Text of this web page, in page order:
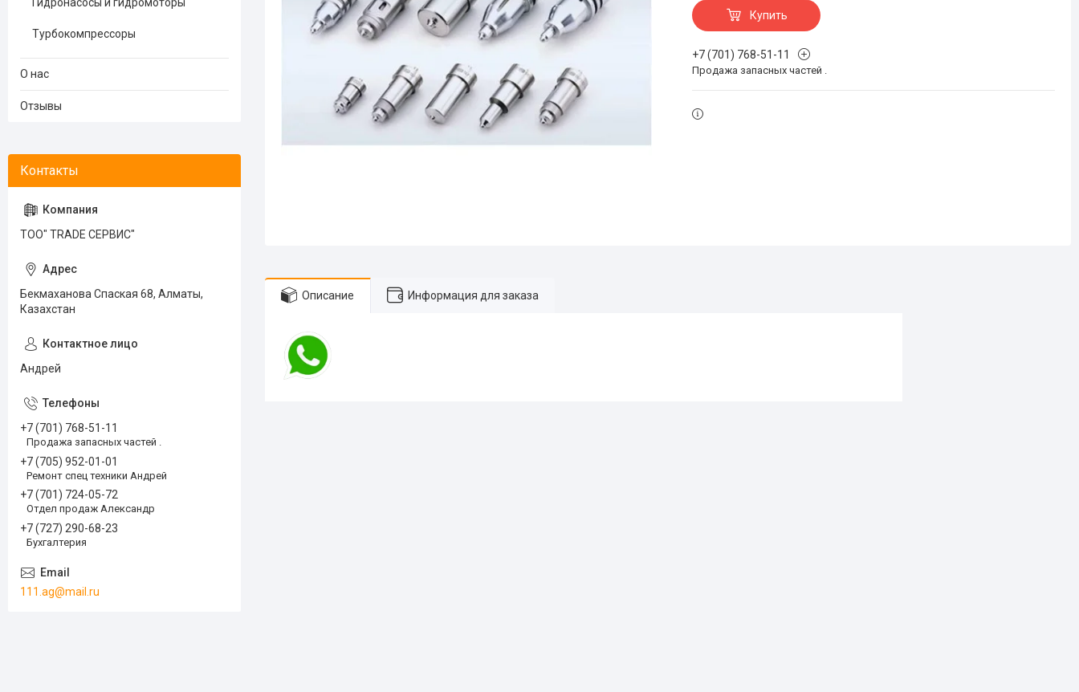
Купить
+7 (701) 768-51-11
Продажа запасных частей .
Описание Информация для заказа
Турбокомпрессоры
О нас
Отзывы
ТОО" TRADE СЕРВИС"
Бекмаханова Спаская 68, Алматы,
Казахстан
Андрей
+7 (701) 768-51-11
Продажа запасных частей .
+7 (705) 952-01-01
Ремонт спец техники Андрей
+7 (701) 724-05-72
Отдел продаж Александр
+7 (727) 290-68-23
Бухгалтерия
111.ag@mail.ru